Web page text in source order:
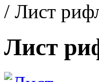
/ Лист
Лист